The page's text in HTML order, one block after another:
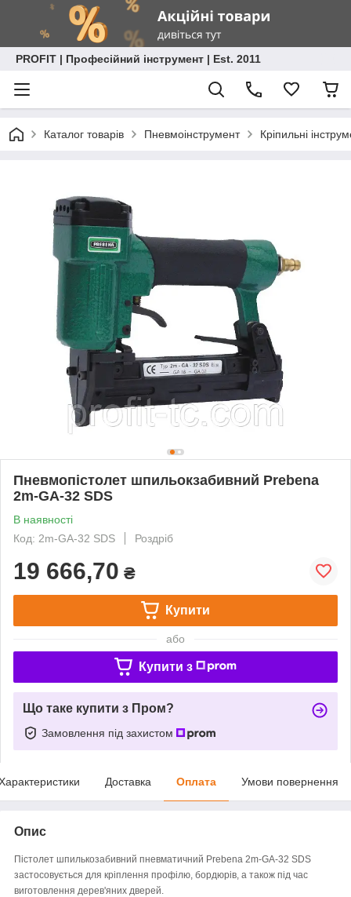
PROFIT | Професійний інструмент | Est. 2011
Каталог товарів Пневмоінструмент Кріпильні
Пневмопістолет шпильокзабивний Prebena
2m-GA-32 SDS
В наявності
Код: 2m-GA-32 SDS
Роздріб
19 666,70 ₴
Купити
або
Купити з
Що таке купити з Пром?
Замовлення під захистом
Доставка Оплата Умови повернення
Опис
Пістолет шпилькозабивний пневматичний Prebena 2m-GA-32 SDS
застосовується для кріплення профілю, бордюрів, а також під час
виготовлення дерев'яних дверей.